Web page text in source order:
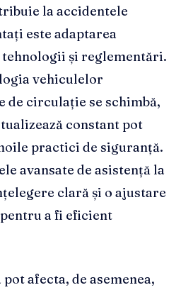
la accidentele
este adaptarea
și reglementări.
vehiculelor
de circulație se schimbă,
constant pot
practici de siguranță.
avansate de asistență la
clară și o ajustare
a fi eficient
afecta, de asemenea,